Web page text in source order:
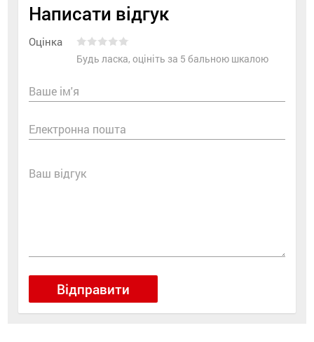
Написати відгук
Оцінка
Будь ласка, оцініть за 5 бальною шкалою
Ваше ім'я
Електронна пошта
Ваш відгук
Відправити